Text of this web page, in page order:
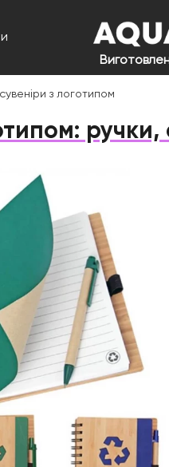
з логотипом